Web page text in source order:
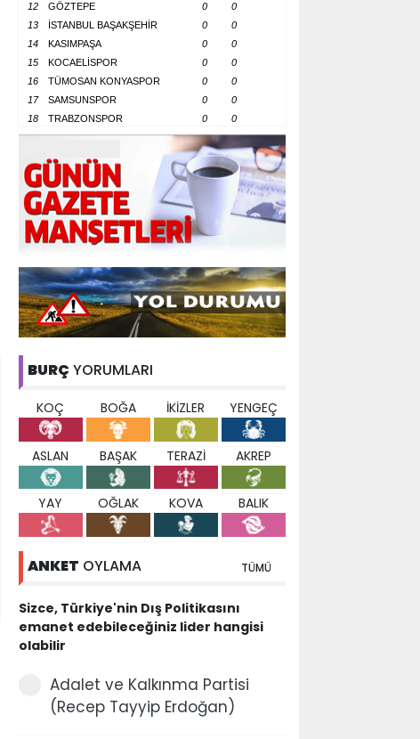
12
GÖZTEPE 0
0
13
İSTANBUL BAŞAKŞEHİR 0
0
14
KASIMPAŞA 0
0
15
KOCAELİSPOR 0
0
16
TÜMOSAN KONYASPOR 0
0
17
SAMSUNSPOR 0
0
18
TRABZONSPOR 0 0
BURÇ YORUMLARI
KOÇ BOĞA İKİZLER YENGEÇ
ASLAN BAŞAK TERAZİ AKREP
YAY OĞLAK KOVA BALIK
ANKET OYLAMA TÜMÜ
Sizce, Türkiye'nin Dış Politikasını
emanet edebileceğiniz lider hangisi
olabilir
Adalet ve Kalkınma Partisi
(Recep Tayyip Erdoğan)